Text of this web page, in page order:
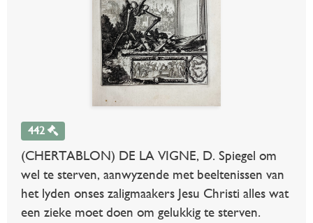
442
(CHERTABLON) DE LA VIGNE, D. Spiegel om
wel te sterven, aanwyzende met beeltenissen van
het lyden onses zaligmaakers Jesu Christi alles wat
een zieke moet doen om gelukkig te sterven.